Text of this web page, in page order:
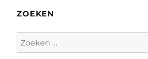
ZOEKEN
Zoeken
naar: